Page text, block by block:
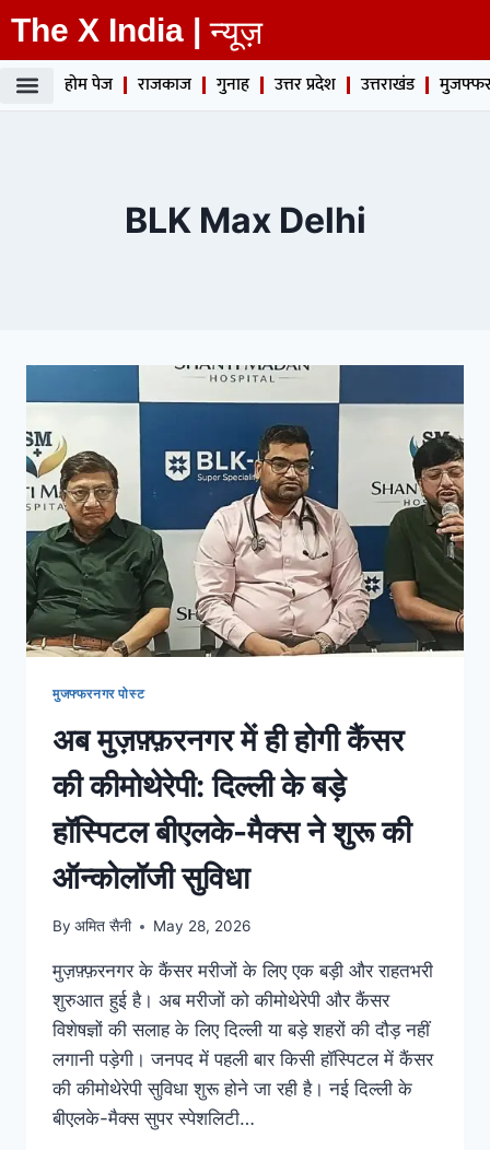
The X India | न्यूज़
होम पेज राजकाज गुनाह उत्तर प्रदेश उत्तराखंड
BLK Max Delhi
मुजफ्फरनगर पोस्ट
अब मुज़फ़्फ़रनगर में ही होगी कैंसर
की कीमोथेरेपी: दिल्ली के बड़े
हॉस्पिटल बीएलके-मैक्स ने शुरू की
ऑन्कोलॉजी सुविधा
By अमित सैनी May 28, 2026
मुज़फ़्फ़रनगर के कैंसर मरीजों के लिए एक बड़ी और राहतभरी
शुरुआत हुई है। अब मरीजों को कीमोथेरेपी और कैंसर
विशेषज्ञों की सलाह के लिए दिल्ली या बड़े शहरों की दौड़ नहीं
लगानी पड़ेगी। जनपद में पहली बार किसी हॉस्पिटल में कैंसर
की कीमोथेरेपी सुविधा शुरू होने जा रही है। नई दिल्ली के
बीएलके-मैक्स सुपर स्पेशलिटी…